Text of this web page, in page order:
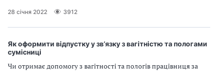
28 січня 2022 3912
Як оформити відпустку у зв’язку з вагітністю та пологами
сумісниці
Чи отримає допомогу з вагітності та пологів працівниця за